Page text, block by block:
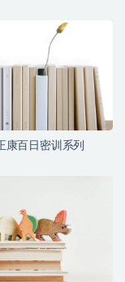
康百日密训系列